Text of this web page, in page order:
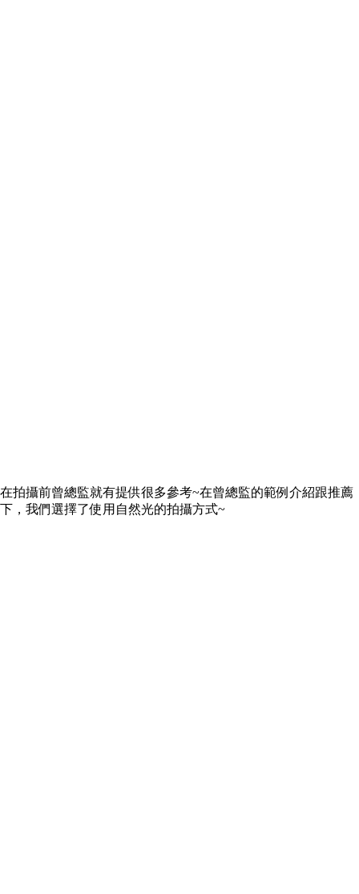
在拍攝前曾總監就有提供很多參考~在曾總監的範例介紹跟推薦
下，我們選擇了使用自然光的拍攝方式~